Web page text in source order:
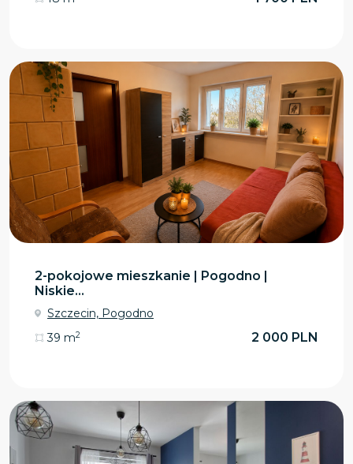
2-pokojowe mieszkanie | Pogodno |
Niskie...
Szczecin, Pogodno
39 m2 2 000 PLN